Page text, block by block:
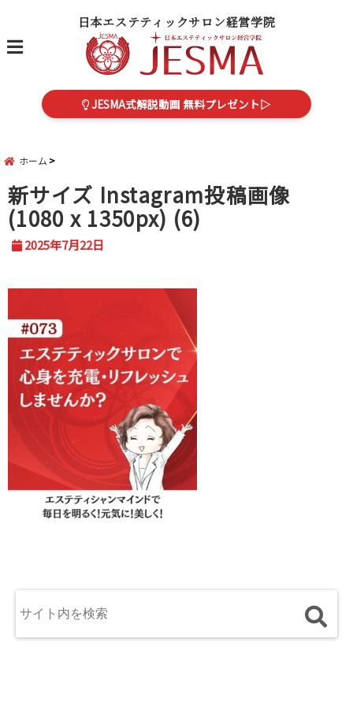
日本エステティックサロン経営学院
menu
JESMA式解説動画 無料プレゼント▷
ホーム
新サイズ Instagram投稿画像
(1080 x 1350px) (6)
2025年7月22日